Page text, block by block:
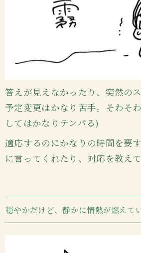
答えが見えなかったり、突然の
予定変更はかなり苦手。そわそ
してはかなりテンパる)
適応するのにかなりの時間を要
に言ってくれたり、対応を教え
穏やかだけど、静かに情熱が燃えてい